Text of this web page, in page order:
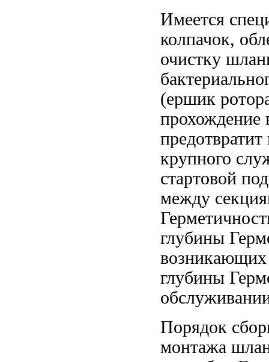
Имеется
колпачок,
очистку
(ершик
прохождение
крупного
стартовой
между
глубины
глубины
Порядок
монтажа